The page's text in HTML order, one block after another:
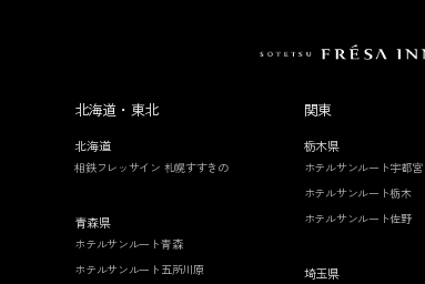
北海道・東北
北海道
相鉄フレッサイン 札幌すすきの
青森県
ホテルサンルート青森
ホテルサンルート五所川原
関東
栃木県
ホテルサンルート宇都宮
ホテルサンルート栃木
ホテルサンルート佐野
埼玉県